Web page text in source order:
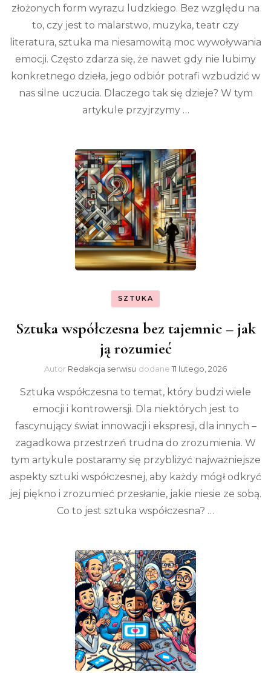
złożonych form wyrazu ludzkiego. Bez względu na
to, czy jest to malarstwo, muzyka, teatr czy
literatura, sztuka ma niesamowitą moc wywoływania
emocji. Często zdarza się, że nawet gdy nie lubimy
konkretnego dzieła, jego odbiór potrafi wzbudzić w
nas silne uczucia. Dlaczego tak się dzieje? W tym
artykule przyjrzymy …
SZTUKA
Sztuka współczesna bez tajemnic – jak
ją rozumieć
Autor Redakcja serwisu dodane 11 lutego, 2026
Sztuka współczesna to temat, który budzi wiele
emocji i kontrowersji. Dla niektórych jest to
fascynujący świat innowacji i ekspresji, dla innych –
zagadkowa przestrzeń trudna do zrozumienia. W
tym artykule postaramy się przybliżyć najważniejsze
aspekty sztuki współczesnej, aby każdy mógł odkryć
jej piękno i zrozumieć przesłanie, jakie niesie ze sobą.
Co to jest sztuka współczesna? …